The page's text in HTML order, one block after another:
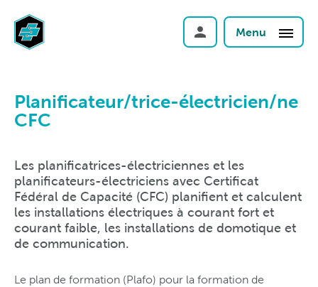
Menu
Planificateur/trice-électricien/ne
CFC
Les planificatrices-électriciennes et les
planificateurs-électriciens avec Certificat
Fédéral de Capacité (CFC) planifient et calculent
les installations électriques à courant fort et
courant faible, les installations de domotique et
de communication.
Le plan de formation (Plafo) pour la formation de